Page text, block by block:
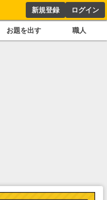
新規登録 ログイン
お題を出す 職人